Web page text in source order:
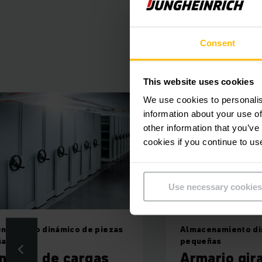
Consent
This website uses cookies
We use cookies to
information about your use
other information that
cookies if you continue to
Use necessary
zonas de
Nuestra estantería
se adapta a sus
Hasta
Si la superficie de
una superficie
cualquier
dinámico de piezas
Almacenamiento
pequeñas